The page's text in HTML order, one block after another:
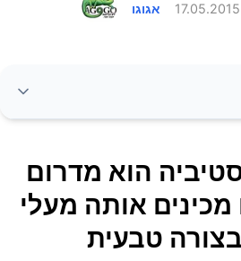
אגוגו 17.05.2015
הגדל בצורה טבעית
מכילה אפס קלוריות,
מסוכר ובעלת יתרונות
זה.
הוא מדרום
אותה מעלי
טבעית